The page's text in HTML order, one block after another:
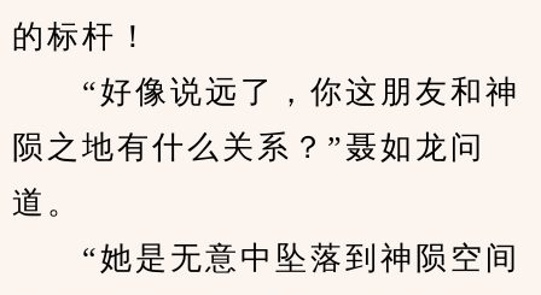
的标杆！
“好像说远了，你这朋友和神
陨之地有什么关系？”聂如龙问
道。
“她是无意中坠落到神陨空间